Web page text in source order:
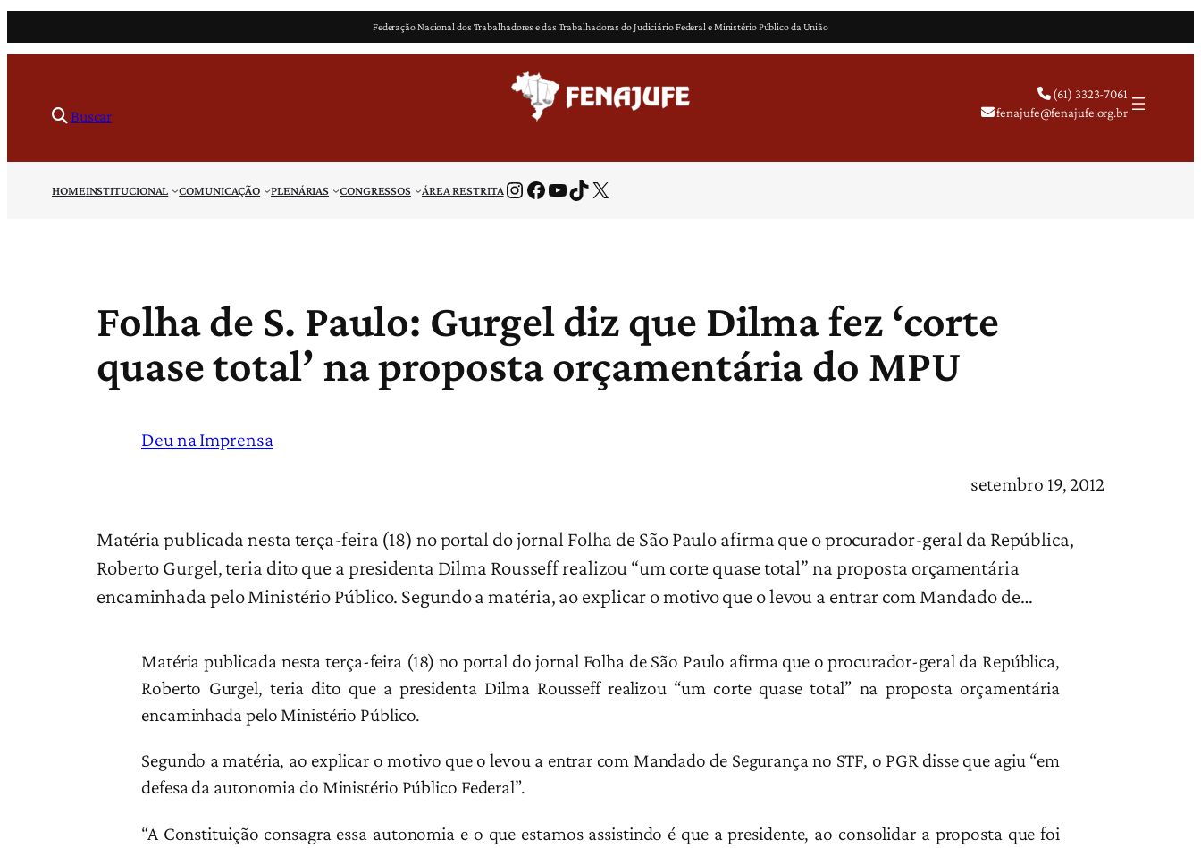
para
conteúdo
Federação Nacional dos Trabalhadores e das Trabalhadoras do Judiciário Federal e Ministério Público da União
Buscar
(61) 3323-7061
fenajufe@fenajufe.org.br
HOMEINSTITUCIONAL COMUNICAÇÃO PLENÁRIAS CONGRESSOS ÁREA RESTRITAInstagram Facebook Youtube TikTok X
Folha de S. Paulo: Gurgel diz que Dilma fez ‘corte
quase total’ na proposta orçamentária do MPU
Deu na Imprensa
setembro 19, 2012
Matéria publicada nesta terça-feira (18) no portal do jornal Folha de São Paulo afirma que o procurador-geral da República,
Roberto Gurgel, teria dito que a presidenta Dilma Rousseff realizou “um corte quase total” na proposta orçamentária
encaminhada pelo Ministério Público. Segundo a matéria, ao explicar o motivo que o levou a entrar com Mandado de…
Matéria publicada nesta terça-feira (18) no portal do jornal Folha de São Paulo afirma que o procurador-geral da República,
Roberto Gurgel, teria dito que a presidenta Dilma Rousseff realizou “um corte quase total” na proposta orçamentária
encaminhada pelo Ministério Público.
Segundo a matéria, ao explicar o motivo que o levou a entrar com Mandado de Segurança no STF, o PGR disse que agiu “em
defesa da autonomia do Ministério Público Federal”.
“A Constituição consagra essa autonomia e o que estamos assistindo é que a presidente, ao consolidar a proposta que foi